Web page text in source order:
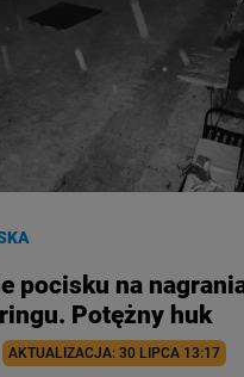
pocisku na
Potężny huk
AKTUALIZACJA: 30 LIPCA 13:17